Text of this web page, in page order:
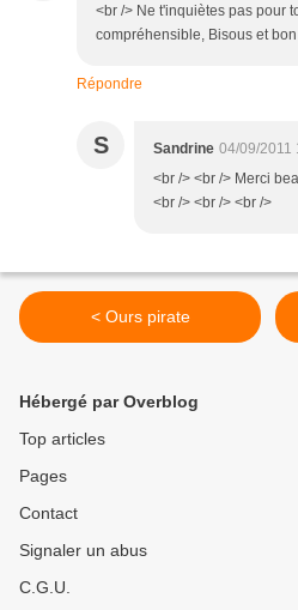
<br /> Ne t'inquiètes pas pour
compréhensible, Bisous et
Répondre
S Sandrine 04/09/2011
<br /> <br /> Merci
<br /> <br /> <br />
< Ours pirate
Hébergé par Overblog
Top articles
Pages
Contact
Signaler un abus
C.G.U.